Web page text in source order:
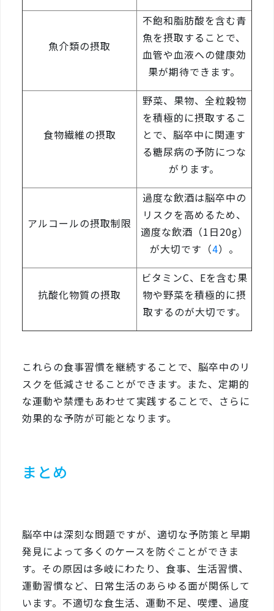
魚介類の摂取
不飽和脂肪酸を含む青
魚を摂取することで、
血管や血液への健康効
果が期待できます。
食物繊維の摂取
野菜、果物、全粒穀物
を積極的に摂取するこ
とで、脳卒中に関連す
る糖尿病の予防につな
がります。
アルコールの摂取制限
過度な飲酒は脳卒中の
リスクを高めるため、
適度な飲酒（1日20g）
が大切です（4）。
抗酸化物質の摂取
ビタミンC、Eを含む果
物や野菜を積極的に摂
取するのが大切です。
これらの食事習慣を継続することで、脳卒中のリ
スクを低減させることができます。また、定期的
な運動や禁煙もあわせて実践することで、さらに
効果的な予防が可能となります。
まとめ
脳卒中は深刻な問題ですが、適切な予防策と早期
発見によって多くのケースを防ぐことができま
す。その原因は多岐にわたり、食事、生活習慣、
運動習慣など、日常生活のあらゆる面が関係して
います。不適切な食生活、運動不足、喫煙、過度